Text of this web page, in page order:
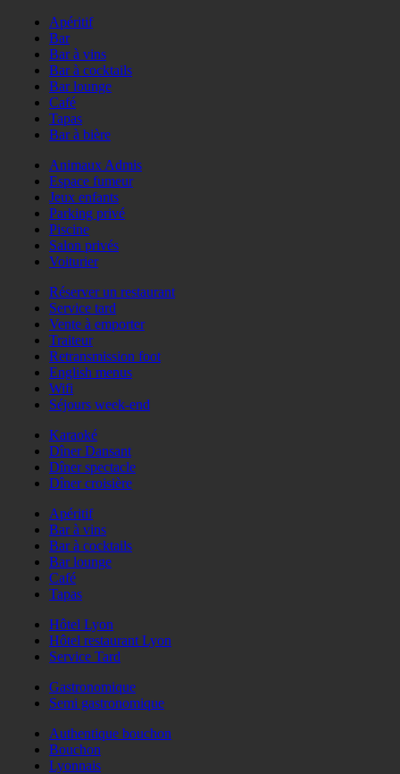
Apéritif
Bar
Bar à vins
Bar à cocktails
Bar lounge
Café
Tapas
Bar à bière
Animaux Admis
Espace fumeur
Jeux enfants
Parking privé
Piscine
Salon privés
Voiturier
Réserver un restaurant
Service tard
Vente à emporter
Traiteur
Retransmission foot
English menus
Wifi
Séjours week-end
Karaoké
Dîner Dansant
Dîner spectacle
Dîner croisière
Apéritif
Bar à vins
Bar à cocktails
Bar lounge
Café
Tapas
Hôtel Lyon
Hôtel restaurant Lyon
Service Tard
Gastronomique
Semi gastronomique
Authentique bouchon
Bouchon
Lyonnais